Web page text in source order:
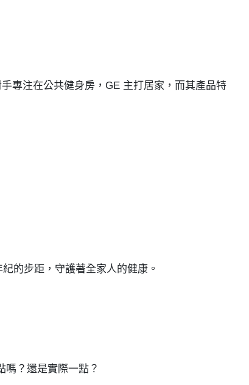
專注在公共健身房，GE 主打居家，而其產品特
的步距，守護著全家人的健康。
嗎？還是實際一點？